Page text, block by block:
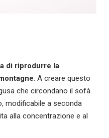
di riprodurre la
. A creare questo
che circondano il sofà.
modificabile a seconda
alla concentrazione e al